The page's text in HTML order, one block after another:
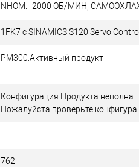
NНОМ.=2000 ОБ/МИН,
1FK7 с SINAMICS S120 Servo
PM300:Активный продукт
Конфигурация Продукта неполна.
Пожалуйста проверьте
762